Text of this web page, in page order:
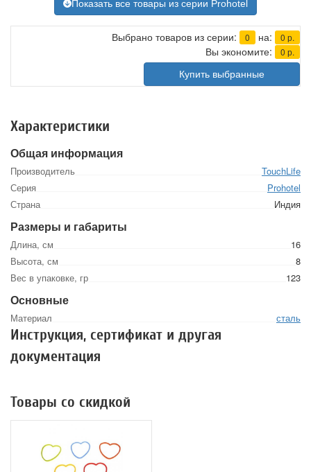
Показать все товары из серии Prohotel
Выбрано товаров из серии: 0 на: 0 р.
Вы экономите: 0 р.
Купить выбранные
Характеристики
Общая информация
Производитель
TouchLife
Серия
Prohotel
Страна
Индия
Размеры и габариты
Длина, см
16
Высота, см
8
Вес в упаковке, гр
123
Основные
Материал сталь
Инструкция, сертификат и другая
документация
Товары со скидкой